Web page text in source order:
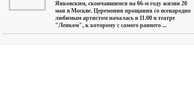
Янковским, скончавшимся на 66-м году жизни 20
мая в Москве. Церемония прощания со всенародно
любимым артистом началась в 11.00 в театре
"Ленком", к которому с самого раннего ...